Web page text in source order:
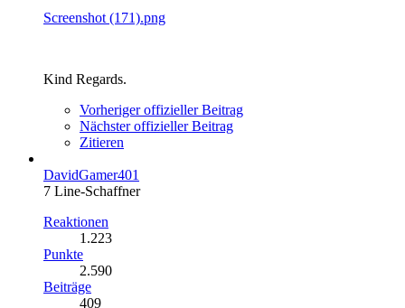
Screenshot (171).png
Kind Regards.
Vorheriger offizieller Beitrag
Nächster offizieller Beitrag
Zitieren
DavidGamer401
7 Line-Schaffner
Reaktionen
1.223
Punkte
2.590
Beiträge
409